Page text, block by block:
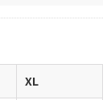
XL